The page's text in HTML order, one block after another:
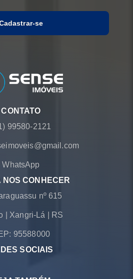
se
CONTATO
99580-2121
WhatsApp
NOS CONHECER
nº 615
Xangri-Lá RS
95588000
SOCIAIS